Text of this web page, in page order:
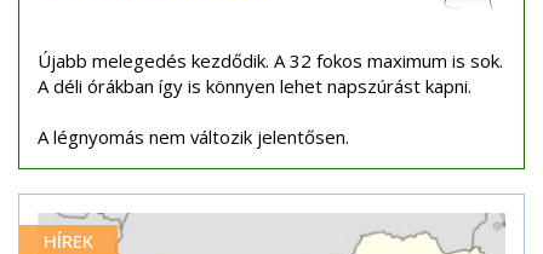
Újabb melegedés kezdődik. A 32 fokos maximum is sok.
A déli órákban így is könnyen lehet napszúrást kapni.
A légnyomás nem változik jelentősen.
HÍREK